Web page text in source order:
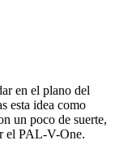
en el plano del
esta idea como
un poco de suerte,
el PAL-V-One.